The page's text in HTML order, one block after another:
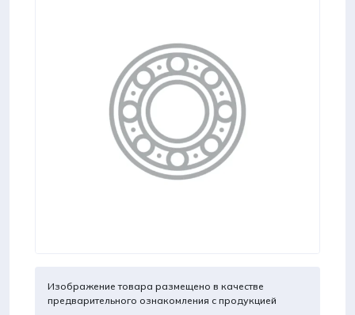
Изображение товара размещено в качестве
предварительного ознакомления с продукцией